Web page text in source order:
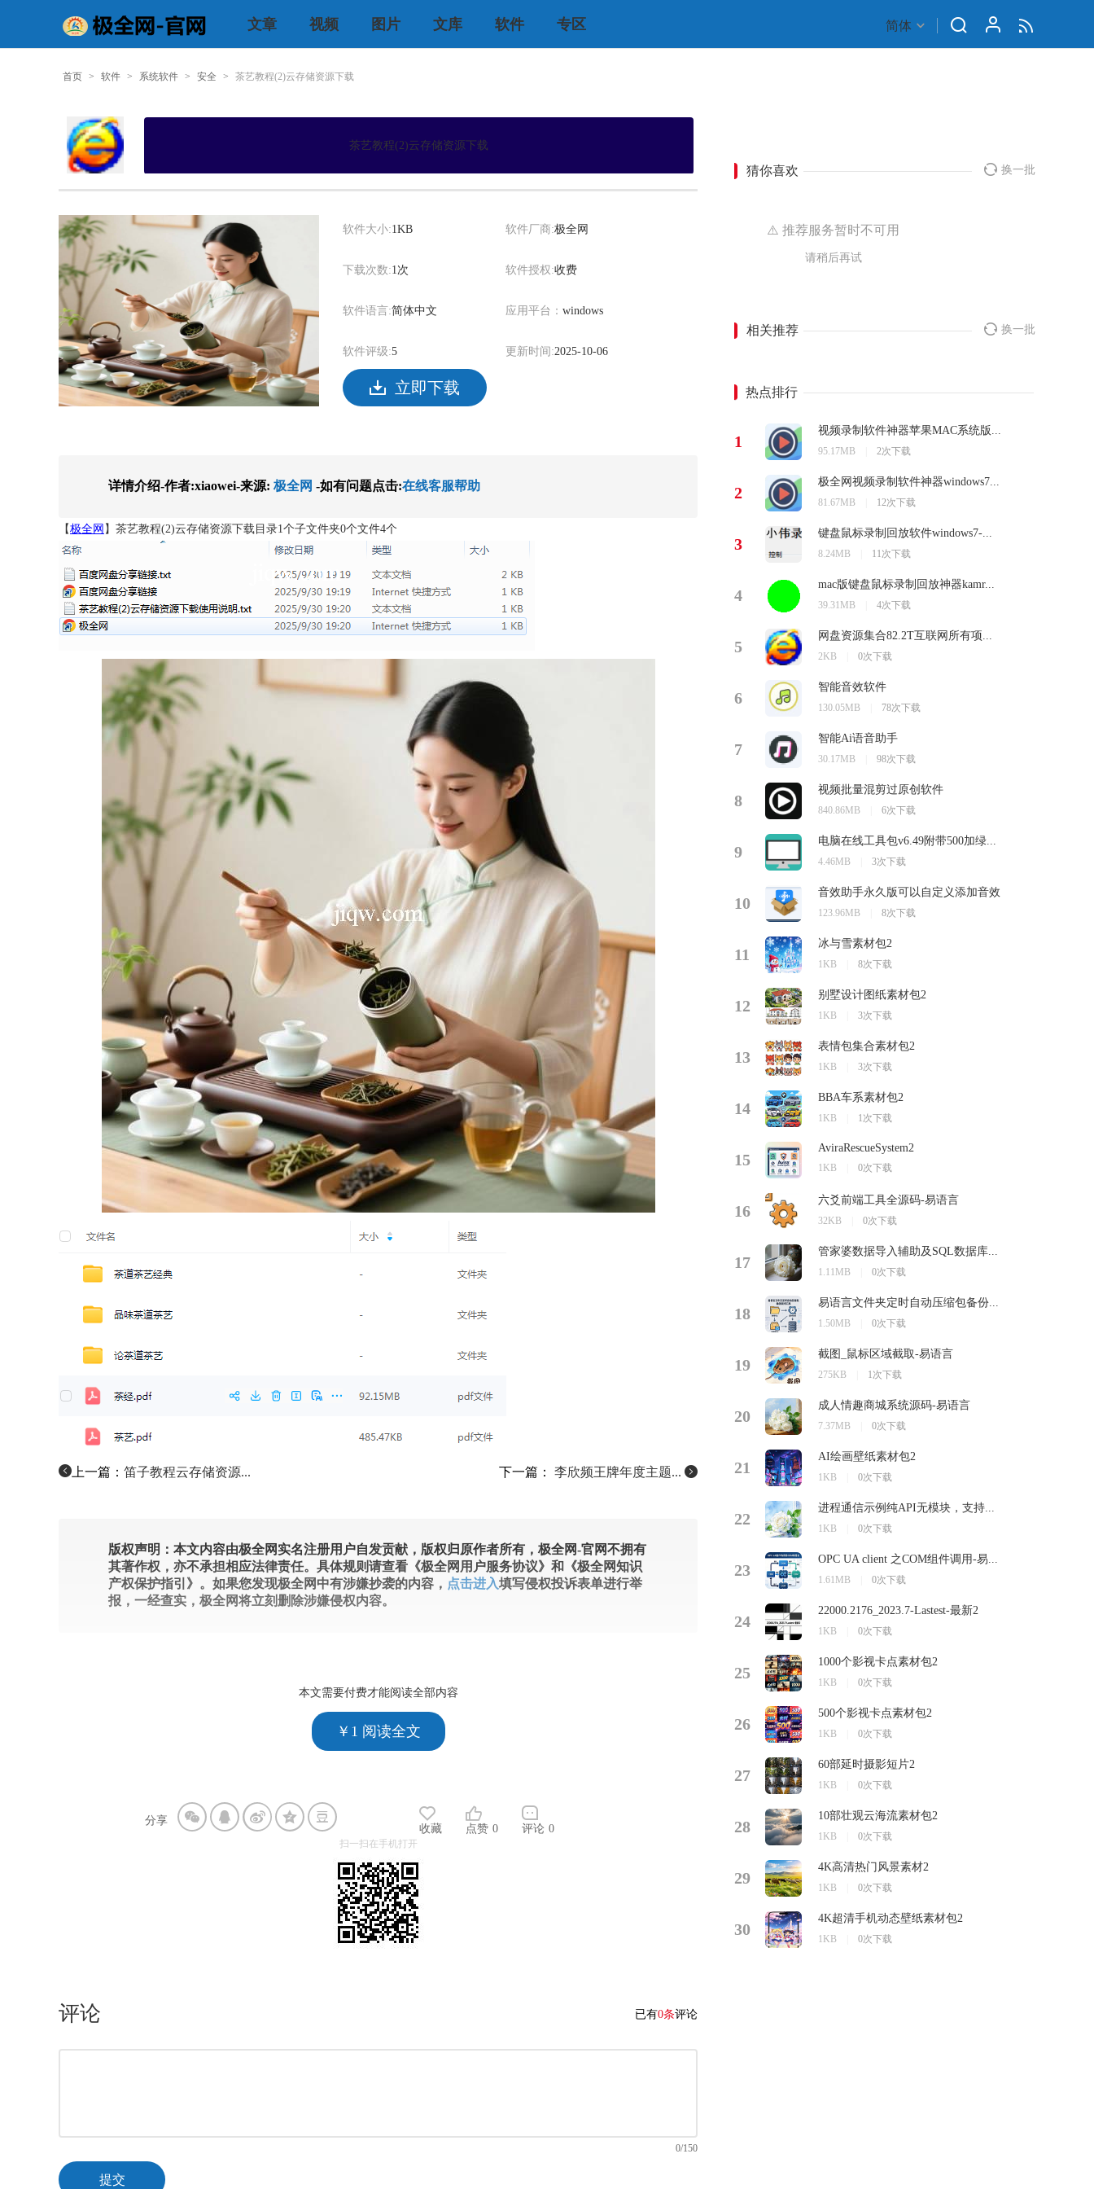
文章 视频 图片 文库 软件 专区 简体
首页 > 软件 > 系统软件 > 安全 > 茶艺教程(2)云存储资源下载
茶艺教程(2)云存储资源下载
软件大小:1KB
下载次数:1次
软件语言:简体中文
软件评级:5
软件厂商:极全网
软件授权:收费
应用平台： windows
更新时间:2025-10-06
立即下载
详情介绍-作者:xiaowei-来源: 极全网 -如有问题点击:在线客服帮助
【极全网 】茶艺教程(2)云存储资源下载目录1个子文件夹0个文件4个
上一篇： 笛子教程云存储资源... 下一篇： 李欣频王牌年度主题...
版权声明：本文内容由极全网实名注册用户自发贡献，版权归原作者所有，极全网-官网不拥有
其著作权，亦不承担相应法律责任。具体规则请查看《极全网用户服务协议》和《极全网知识
产权保护指引》。如果您发现极全网中有涉嫌抄袭的内容， 点击进入填写侵权投诉表单进行举
报，一经查实，极全网将立刻删除涉嫌侵权内容。
本文需要付费才能阅读全部内容
￥1 阅读全文
收藏 点赞 0 评论 0
分享
扫一扫在手机打开
评论 已有0条评论
0/150
提交
猜你喜欢 换一批
⚠️ 推荐服务暂时不可用
请稍后再试
相关推荐 换一批
热点排行
1
视频录制软件神器苹果MAC系统版...
95.17MB 2次下载
2
极全网视频录制软件神器windows7...
81.67MB 12次下载
3
键盘鼠标录制回放软件windows7-...
8.24MB 11次下载
4
mac版键盘鼠标录制回放神器kamr...
39.31MB 4次下载
5
网盘资源集合82.2T互联网所有项...
2KB 0次下载
6
智能音效软件
130.05MB 78次下载
7
智能Ai语音助手
30.17MB 98次下载
8
视频批量混剪过原创软件
840.86MB 6次下载
9
电脑在线工具包v6.49附带500加绿...
4.46MB 3次下载
10
音效助手永久版可以自定义添加音效
123.96MB 8次下载
11
冰与雪素材包2
1KB 8次下载
12
别墅设计图纸素材包2
1KB 3次下载
13
表情包集合素材包2
1KB 3次下载
14
BBA车系素材包2
1KB 1次下载
15
AviraRescueSystem2
1KB 0次下载
16
六爻前端工具全源码-易语言
32KB 0次下载
17
管家婆数据导入辅助及SQL数据库...
1.11MB 0次下载
18
易语言文件夹定时自动压缩包备份...
1.50MB 0次下载
19
截图_鼠标区域截取-易语言
275KB 1次下载
20
成人情趣商城系统源码-易语言
7.37MB 0次下载
21
AI绘画壁纸素材包2
1KB 0次下载
22
进程通信示例纯API无模块，支持...
1KB 0次下载
23
OPC UA client 之COM组件调用-易...
1.61MB 0次下载
24
22000.2176_2023.7-Lastest-最新2
1KB 0次下载
25
1000个影视卡点素材包2
1KB 0次下载
26
500个影视卡点素材包2
1KB 0次下载
27
60部延时摄影短片2
1KB 0次下载
28
10部壮观云海流素材包2
1KB 0次下载
29
4K高清热门风景素材2
1KB 0次下载
30
4K超清手机动态壁纸素材包2
1KB 0次下载